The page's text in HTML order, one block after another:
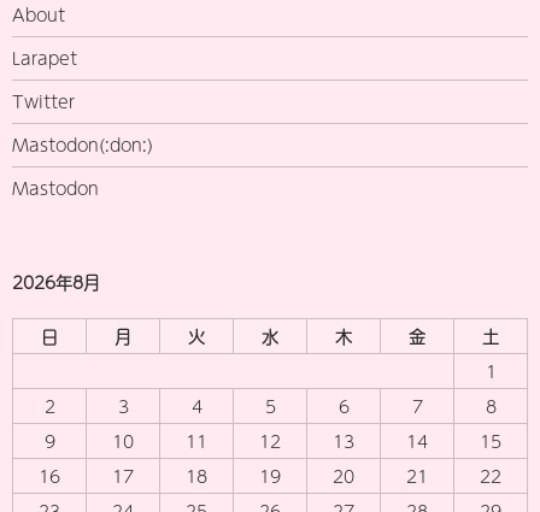
About
Larapet
Twitter
Mastodon(:don:)
Mastodon
2026年8月
日 月 火 水 木 金
土
1
2
3 4 5 6 7
8
9
10 11 12 13 14
15
16
17 18 19 20 21
22